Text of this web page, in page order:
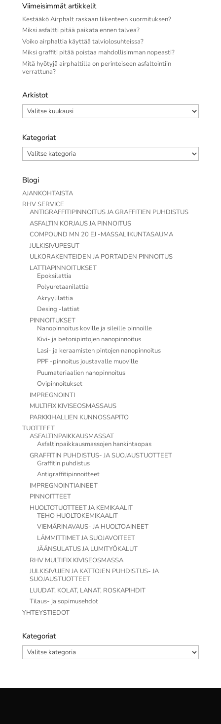
Viimeisimmät artikkelit
Kestääkö Airphalt raskaan liikenteen kuormituksen?
Miksi asfaltti pitää paikata ennen talvea?
Voiko airphaltia käyttää talviolosuhteissa?
Miksi graffiti pitää poistaa mahdollisimman nopeasti?
Mitä hyötyjä airphaltilla on perinteiseen asfaltointiin
verrattuna?
Arkistot
Arkistot
Kategoriat
Kategoriat
Blogi
AJANKOHTAISTA
RHV SERVICE
ANTIGRAFFITIPINNOITUS JA GRAFFITIEN PUHDISTUS
ASFALTIN KORJAUS JA PINNOITUS
COMPOUND MN 20 EJ -MASSALIIKUNTASAUMA
JULKISIVUPESUT
ULKORAKENTEIDEN JA PORTAIDEN PINNOITUS
LATTIAPINNOITUKSET
Epoksilattia
Polyuretaanilattia
Akryylilattia
Desing -lattiat
PINNOITUKSET
Nanopinnoitus koville ja sileille pinnoille
Kivi- ja betonipintojen nanopinnoitus
Lasi- ja keraamisten pintojen nanopinnoitus
PPF -pinnoitus joustavalle muoville
Puumateriaalien nanopinnoitus
Ovipinnoitukset
IMPREGNOINTI
MULTIFIX KIVISEOSMASSAUS
PARKKIHALLIEN KUNNOSSAPITO
TUOTTEET
ASFALTINPAIKKAUSMASSAT
Asfaltinpaikkausmassojen hankintaopas
GRAFFITIN PUHDISTUS- JA SUOJAUSTUOTTEET
Graffitin puhdistus
Antigraffitipinnoitteet
IMPREGNOINTIAINEET
PINNOITTEET
HUOLTOTUOTTEET JA KEMIKAALIT
TEHO HUOLTOKEMIKAALIT
VIEMÄRINAVAUS- JA HUOLTOAINEET
LÄMMITTIMET JA SUOJAVOITEET
JÄÄNSULATUS JA LUMITYÖKALUT
RHV MULTIFIX KIVISEOSMASSA
JULKISIVUJEN JA KATTOJEN PUHDISTUS- JA
SUOJAUSTUOTTEET
LUUDAT, KOLAT, LANAT, ROSKAPIHDIT
Tilaus- ja sopimusehdot
YHTEYSTIEDOT
Kategoriat
Kategoriat